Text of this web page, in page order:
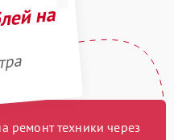
на
ремонт техники через